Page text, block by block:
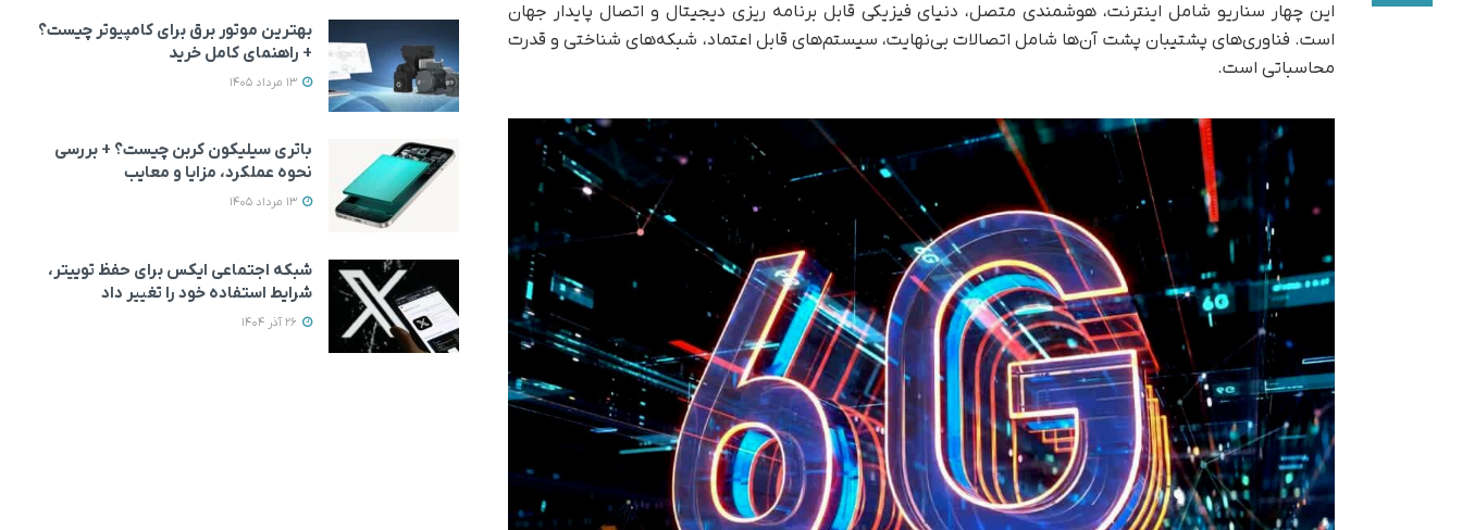
این چهار سناریو شامل اینترنت، هوشمندی متصل، دنیای فیزیکی قابل برنامه ریزی دیجیتال و اتصال پایدار جهان
است. فناوری‌های پشتیبان پشت آن‌ها شامل اتصالات بی‌نهایت، سیستم‌های قابل اعتماد، شبکه‌های شناختی و قدرت
محاسباتی است.
بهترین موتور برق برای کامپیوتر چیست؟
+ راهنمای کامل خرید
باتری سیلیکون کربن چیست؟ + بررسی
نحوه عملکرد، مزایا و معایب
شبکه اجتماعی ایکس برای حفظ توییتر،
شرایط استفاده خود را تغییر داد